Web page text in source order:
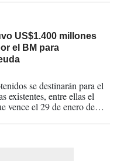
US$1.400 millones
el BM para
se destinarán para el
existentes, entre ellas el
vence el 29 de enero de